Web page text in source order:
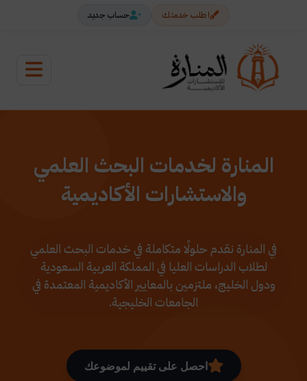
اطلب خدمتك حساب جديد
المنارة لخدمات البحث العلمي
والاستشارات الأكاديمية
في المنارة نقدم حلولًا متكاملة في خدمات البحث العلمي
لطلاب الدراسات العليا في المملكة العربية السعودية
ودول الخليج، ملتزمين بالمعايير الأكاديمية المعتمدة في
الجامعات الخليجية.
احصل على تقييم لموضوعك